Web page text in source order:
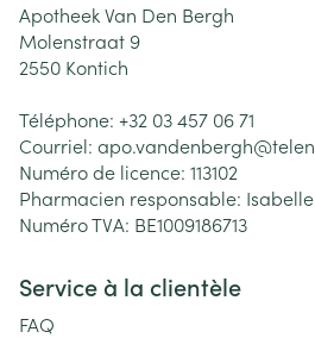
Apotheek Van Den Bergh
Molenstraat 9
2550 Kontich
Téléphone: +32 03 457 06 71
Courriel: apo.vandenbergh@
Numéro de licence: 113102
Pharmacien responsable:
Numéro TVA: BE1009186713
Service à la clientèle
FAQ